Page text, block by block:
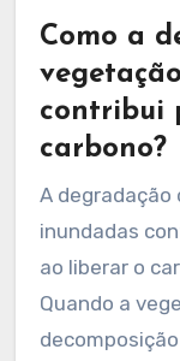
Como a
contribui
carbono?
A degradação
inundadas
ao liberar o
Quando a